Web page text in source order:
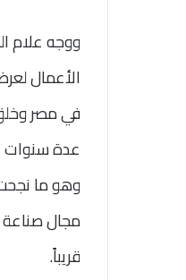
ووجه علام
الأعمال
في مصر وخلق
عدة سنوات
وهو ما
مجال صناعة
قريباً.